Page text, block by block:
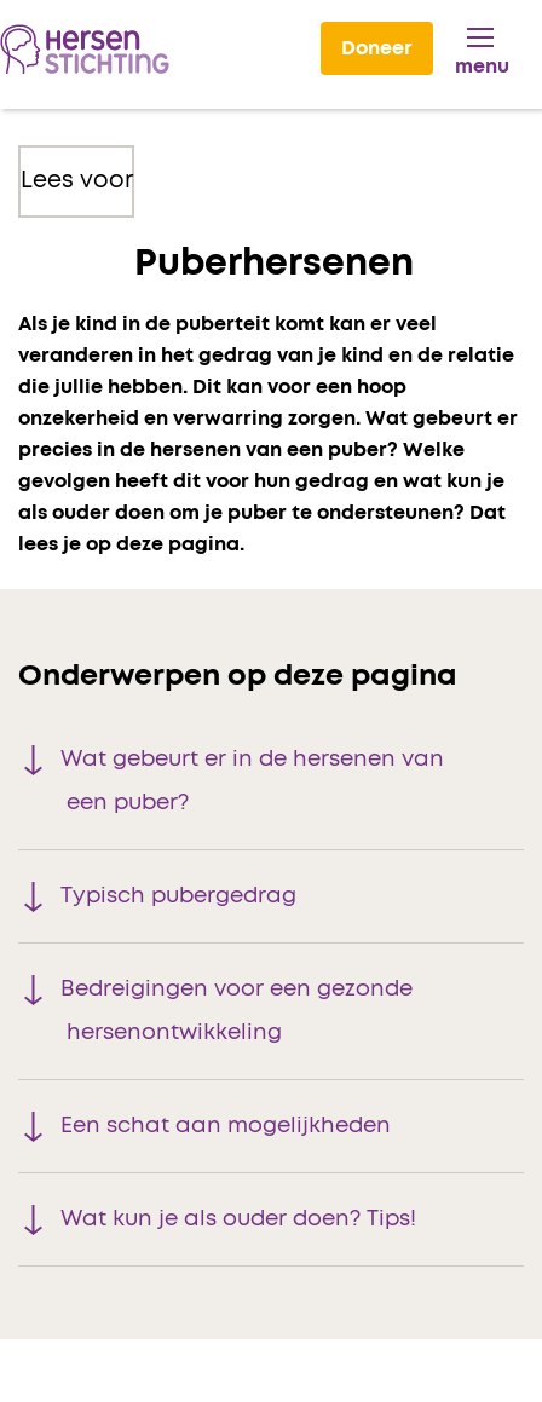
Doneer
menu
Lees voor
Puberhersenen
Als je kind in de puberteit komt kan er veel
veranderen in het gedrag van je kind en de relatie
die jullie hebben. Dit kan voor een hoop
onzekerheid en verwarring zorgen. Wat gebeurt er
precies in de hersenen van een puber? Welke
gevolgen heeft dit voor hun gedrag en wat kun je
als ouder doen om je puber te ondersteunen? Dat
lees je op deze pagina.
Onderwerpen op deze pagina
Wat gebeurt er in de hersenen van
een puber?
Typisch pubergedrag
Bedreigingen voor een gezonde
hersenontwikkeling
Een schat aan mogelijkheden
Wat kun je als ouder doen? Tips!